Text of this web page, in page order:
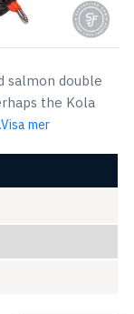
salmon double
the Kola
mer